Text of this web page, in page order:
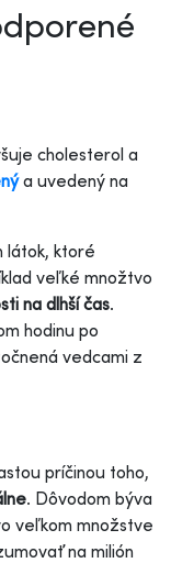
cholesterol a
a uvedený na
látok, ktoré
veľké množtvo
na dlhší čas.
hodinu po
vedcami z
príčinou toho,
. Dôvodom býva
veľkom množstve
na milión